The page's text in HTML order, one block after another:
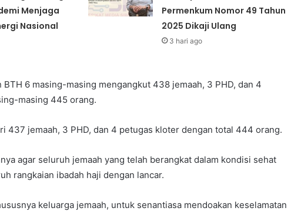
Menjaga
Nasional
Permenkum Nomor 49 Tahun
2025 Dikaji Ulang
3 hari ago
6 masing-masing mengangkut 438 jemaah, 3 PHD, dan 4
masing 445 orang.
437 jemaah, 3 PHD, dan 4 petugas kloter dengan total 444 orang.
agar seluruh jemaah yang telah berangkat dalam kondisi sehat
rangkaian ibadah haji dengan lancar.
keluarga jemaah, untuk senantiasa mendoakan keselamatan